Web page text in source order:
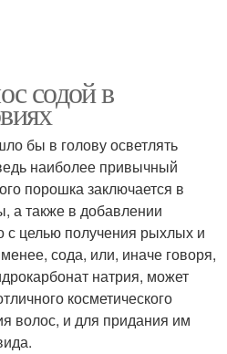
содой в
бы в голову осветлять
наиболее привычный
порошка заключается в
а также в добавлении
с целью получения рыхлых и
сода, или, иначе говоря,
натрия, может
косметического
волос, и для придания им